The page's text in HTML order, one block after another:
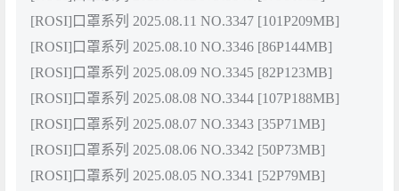
[ROSI]口罩系列 2025.08.11 NO.3347 [101P209MB]
[ROSI]口罩系列 2025.08.10 NO.3346 [86P144MB]
[ROSI]口罩系列 2025.08.09 NO.3345 [82P123MB]
[ROSI]口罩系列 2025.08.08 NO.3344 [107P188MB]
[ROSI]口罩系列 2025.08.07 NO.3343 [35P71MB]
[ROSI]口罩系列 2025.08.06 NO.3342 [50P73MB]
[ROSI]口罩系列 2025.08.05 NO.3341 [52P79MB]